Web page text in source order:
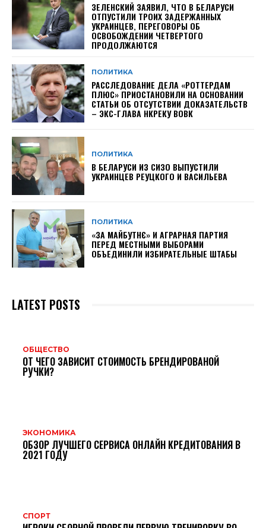
ЗЕЛЕНСКИЙ ЗАЯВИЛ, ЧТО В БЕЛАРУСИ
ОТПУСТИЛИ ТРОИХ ЗАДЕРЖАННЫХ
УКРАИНЦЕВ, ПЕРЕГОВОРЫ ОБ
ОСВОБОЖДЕНИИ ЧЕТВЕРТОГО
ПРОДОЛЖАЮТСЯ
ПОЛИТИКА
РАССЛЕДОВАНИЕ ДЕЛА «РОТТЕРДАМ
ПЛЮС» ПРИОСТАНОВИЛИ НА ОСНОВАНИИ
СТАТЬИ ОБ ОТСУТСТВИИ ДОКАЗАТЕЛЬСТВ
– ЭКС-ГЛАВА НКРЕКУ ВОВК
ПОЛИТИКА
В БЕЛАРУСИ ИЗ СИЗО ВЫПУСТИЛИ
УКРАИНЦЕВ РЕУЦКОГО И ВАСИЛЬЕВА
ПОЛИТИКА
«ЗА МАЙБУТНЄ» И АГРАРНАЯ ПАРТИЯ
ПЕРЕД МЕСТНЫМИ ВЫБОРАМИ
ОБЪЕДИНИЛИ ИЗБИРАТЕЛЬНЫЕ ШТАБЫ
LATEST POSTS
ОБЩЕСТВО
ОТ ЧЕГО ЗАВИСИТ СТОИМОСТЬ БРЕНДИРОВАНОЙ
РУЧКИ?
ЭКОНОМИКА
ОБЗОР ЛУЧШЕГО СЕРВИСА ОНЛАЙН КРЕДИТОВАНИЯ В
2021 ГОДУ
СПОРТ